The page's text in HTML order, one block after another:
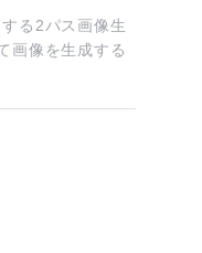
る2パス画像生
画像を生成する